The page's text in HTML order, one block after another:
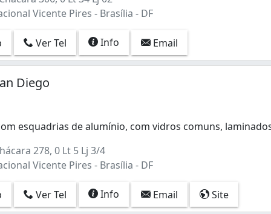
(1)
Vicente Pires - Brasília - DF
Ver Tel Info Email
Diego
esquadrias de alumínio, com vidros comuns,
278, 0 Lt 5 Lj 3/4
Vicente Pires - Brasília - DF
Ver Tel Info Email Site